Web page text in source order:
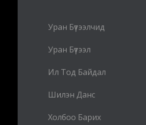
Уран Бүтээлчид
Уран Бүтээл
Ил Тод Байдал
Шилэн Данс
Холбоо Барих